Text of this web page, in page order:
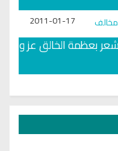
2011-01-17
بعظمة الخالق عز و